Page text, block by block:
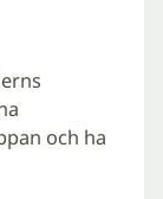
och ha